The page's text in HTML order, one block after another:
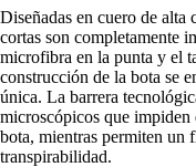
Diseñadas en cuero de alta
cortas son completamente
microfibra en la punta y el
construcción de la bota se
única. La barrera
microscópicos que impiden
bota, mientras permiten un
transpirabilidad.